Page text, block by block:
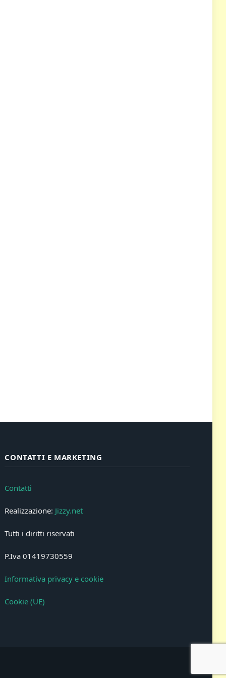
CONTATTI E MARKETING
Contatti
Realizzazione: Jizzy.net
Tutti i diritti riservati
P.Iva 01419730559
Informativa privacy e cookie
Cookie (UE)